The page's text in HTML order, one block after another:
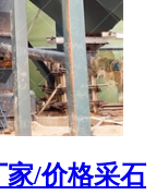
/价格采石